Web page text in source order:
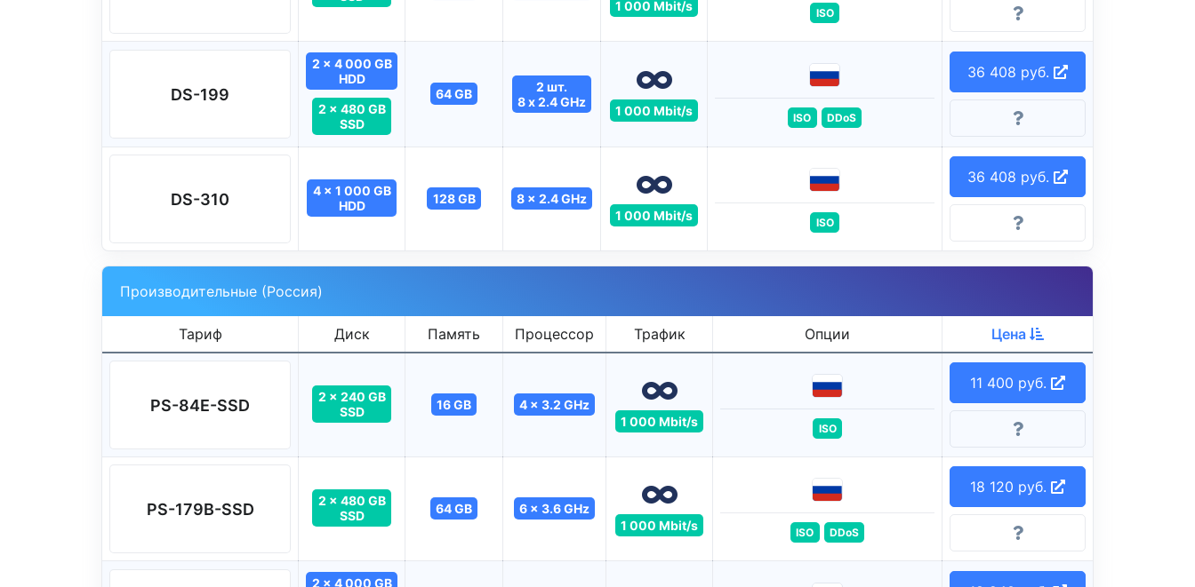
1 000 Mbit/s
ISO
DS-199
2 x 4 000 GB
HDD
2 x 480 GB
SSD
64 GB
2 шт.
8 x 2.4 GHz
1 000 Mbit/s ISO DDoS
36 408 руб.
DS-310
4 x 1 000 GB
HDD
128 GB
8 x 2.4 GHz
1 000 Mbit/s
ISO
36 408 руб.
Производительные (Россия)
Тариф Диск Память Процессор Трафик Опции Цена
PS-84E-SSD
2 x 240 GB
SSD
16 GB
4 x 3.2 GHz
1 000 Mbit/s
ISO
11 400 руб.
PS-179B-SSD
2 x 480 GB
SSD
64 GB
6 x 3.6 GHz
1 000 Mbit/s
ISO DDoS
18 120 руб.
2 x 4 000 GB